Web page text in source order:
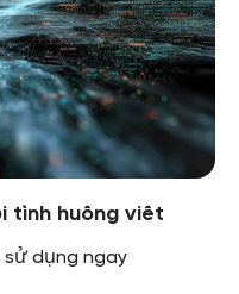
tình huống viết
dụng ngay